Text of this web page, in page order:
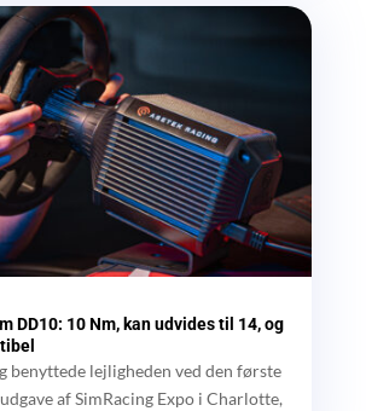
DD10: 10 Nm, kan udvides til 14, og
benyttede lejligheden ved den første
af SimRacing Expo i Charlotte,